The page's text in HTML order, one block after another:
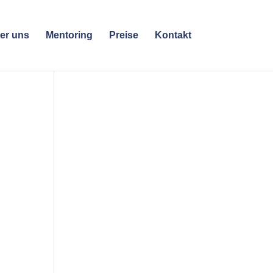
uns Mentoring Preise Kontakt